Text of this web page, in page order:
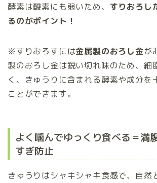
酵素は酸素にも弱いため、 すりおろし
るのがポイント！
※すりおろすには金属製のおろし金が
製のおろし金は鋭い切れ味のため、細
く、きゅうりに含まれる酵素や成分を
ことができます。
よく噛んでゆっくり食べる＝満
すぎ防止
きゅうりはシャキシャキ食感で、自然